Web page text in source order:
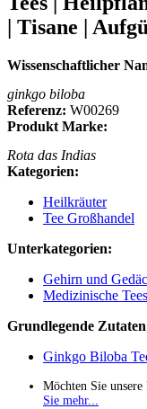
| Tisane |
Wissenschaftlicher
ginkgo biloba
Referenz: W00269
Produkt Marke:
Rota das Indias
Kategorien:
Heilkräuter
Tee Großhandel
Unterkategorien:
Gehirn und
Medizinische Tees
Grundlegende
Ginkgo Biloba
Möchten Sie
Sie mehr...